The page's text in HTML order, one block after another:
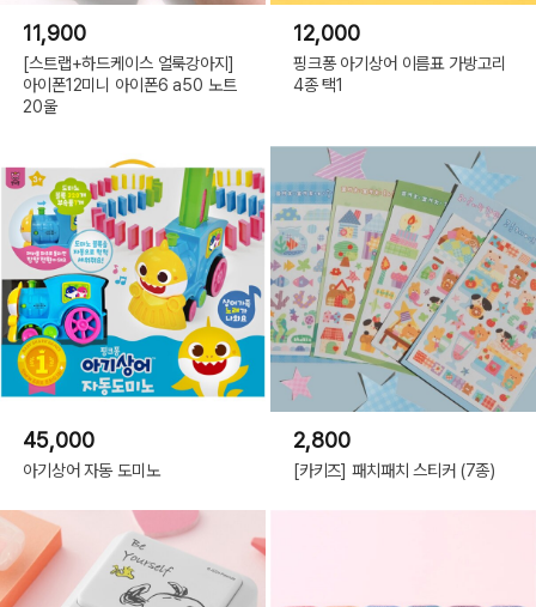
11,900
[스트랩+하드케이스 얼룩강아지]
아이폰12미니 아이폰6 a50 노트
20울
12,000
핑크퐁 아기상어 이름표 가방고리
4종 택1
45,000
아기상어 자동 도미노
2,800
[카키즈] 패치패치 스티커 (7종)